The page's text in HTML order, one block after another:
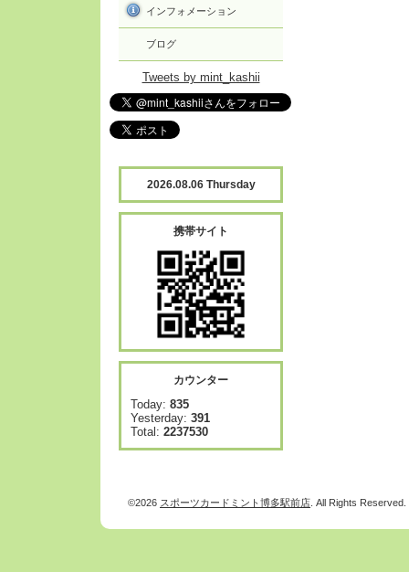
インフォメーション
ブログ
Tweets by mint_kashii
2026.08.06 Thursday
携帯サイト
カウンター
Today: 835
Yesterday: 391
Total: 2237530
©2026 スポーツカードミント博多駅前店 . All Rights Reserved.